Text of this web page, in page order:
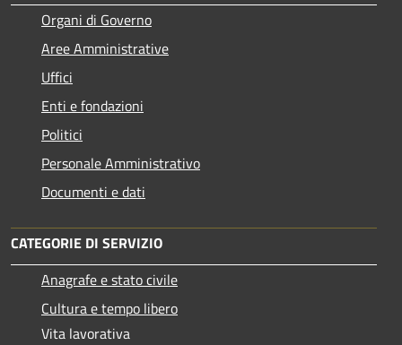
Organi di Governo
Aree Amministrative
Uffici
Enti e fondazioni
Politici
Personale Amministrativo
Documenti e dati
CATEGORIE DI SERVIZIO
Anagrafe e stato civile
Cultura e tempo libero
Vita lavorativa